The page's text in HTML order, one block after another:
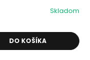
Skladom
DO KOŠÍKA